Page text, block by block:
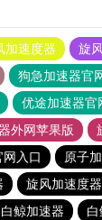
加速度器
旋
狗急加速器官
优途加速器官
外网苹果版
入口
原子
旋风加速度器
白鲸加速器